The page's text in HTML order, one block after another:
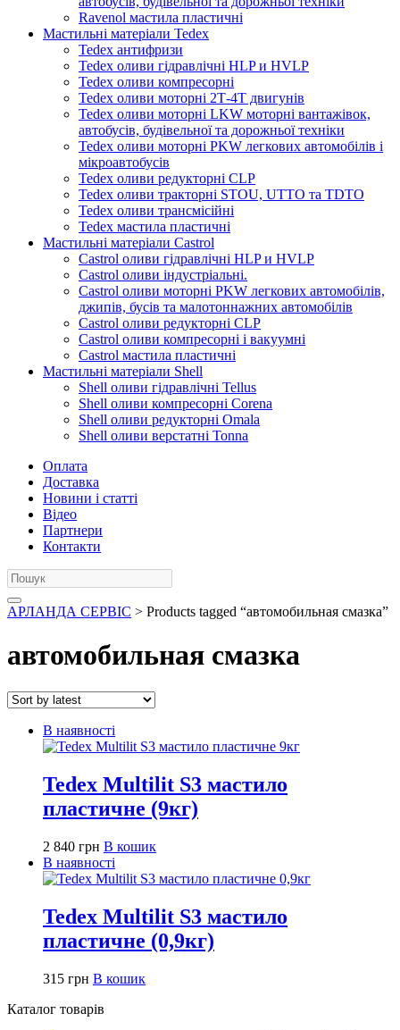
Ravenol мастила пластичні
Мастильні матеріали Tedex
Tedex антифризи
Tedex оливи гідравлічні HLP и HVLP
Tedex оливи компресорні
Tedex оливи моторні 2Т-4Т двигунів
Tedex оливи моторні LKW моторні вантажівок,
автобусів, будівельної та дорожньої техніки
Tedex оливи моторні PKW легкових автомобілів і
мікроавтобусів
Tedex оливи редукторні CLP
Tedex оливи тракторні STOU, UTTO та TDTO
Tedex оливи трансмісійні
Tedex мастила пластичні
Мастильні матеріали Castrol
Castrol оливи гідравлічні HLP и HVLP
Castrol оливи індустріальні.
Castrol оливи моторні PKW легкових автомобілів,
джипів, бусів та малотоннажних автомобілів
Castrol оливи редукторні CLP
Castrol оливи компресорні і вакуумні
Castrol мастила пластичні
Мастильні матеріали Shell
Shell оливи гідравлічні Tellus
Shell оливи компресорні Corena
Shell оливи редукторні Omala
Shell оливи верстатні Tonna
Оплата
Доставка
Новини і статті
Відео
Партнери
Контакти
АРЛАНДА СЕРВІС > Products tagged “автомобильная смазка”
автомобильная смазка
В наявності
Tedex Multilit S3 мастило
пластичне (9кг)
2 840 грн В кошик
В наявності
Tedex Multilit S3 мастило
пластичне (0,9кг)
315 грн В кошик
Каталог товарів